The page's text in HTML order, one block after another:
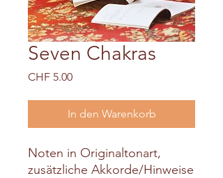
Seven Chakras
CHF 5.00Preis
In den Warenkorb
Noten in Originaltonart,
zusätzliche Akkorde/Hinweise